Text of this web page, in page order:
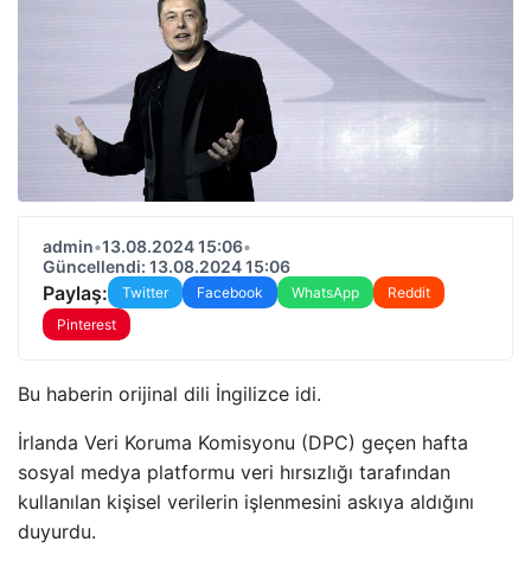
admin•13.08.2024 15:06•
Güncellendi: 13.08.2024 15:06
Paylaş: Twitter Facebook WhatsApp
Reddit
Pinterest
Bu haberin orijinal dili İngilizce idi.
İrlanda Veri Koruma Komisyonu (DPC) geçen hafta
sosyal medya platformu veri hırsızlığı tarafından
kullanılan kişisel verilerin işlenmesini askıya aldığını
duyurdu.